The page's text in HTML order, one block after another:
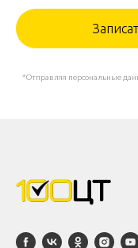
*Отправляя персональные